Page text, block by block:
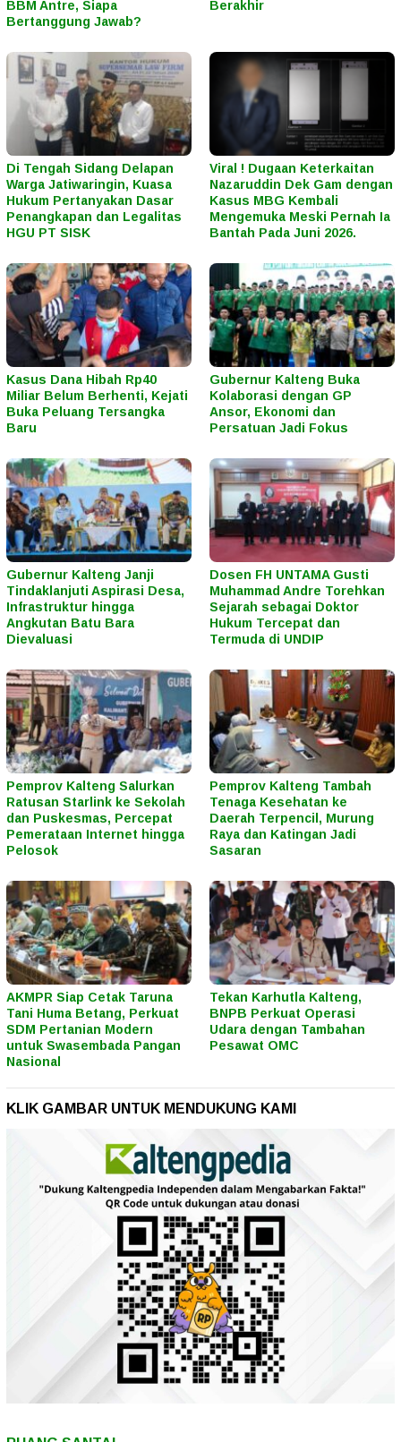
BBM Antre, Siapa
Bertanggung Jawab?
Berakhir
Di Tengah Sidang Delapan
Warga Jatiwaringin, Kuasa
Hukum Pertanyakan Dasar
Penangkapan dan Legalitas
HGU PT SISK
Viral ! Dugaan Keterkaitan
Nazaruddin Dek Gam dengan
Kasus MBG Kembali
Mengemuka Meski Pernah Ia
Bantah Pada Juni 2026.
Kasus Dana Hibah Rp40
Miliar Belum Berhenti, Kejati
Buka Peluang Tersangka
Baru
Gubernur Kalteng Buka
Kolaborasi dengan GP
Ansor, Ekonomi dan
Persatuan Jadi Fokus
Gubernur Kalteng Janji
Tindaklanjuti Aspirasi Desa,
Infrastruktur hingga
Angkutan Batu Bara
Dievaluasi
Dosen FH UNTAMA Gusti
Muhammad Andre Torehkan
Sejarah sebagai Doktor
Hukum Tercepat dan
Termuda di UNDIP
Pemprov Kalteng Salurkan
Ratusan Starlink ke Sekolah
dan Puskesmas, Percepat
Pemerataan Internet hingga
Pelosok
Pemprov Kalteng Tambah
Tenaga Kesehatan ke
Daerah Terpencil, Murung
Raya dan Katingan Jadi
Sasaran
AKMPR Siap Cetak Taruna
Tani Huma Betang, Perkuat
SDM Pertanian Modern
untuk Swasembada Pangan
Nasional
Tekan Karhutla Kalteng,
BNPB Perkuat Operasi
Udara dengan Tambahan
Pesawat OMC
KLIK GAMBAR UNTUK MENDUKUNG KAMI